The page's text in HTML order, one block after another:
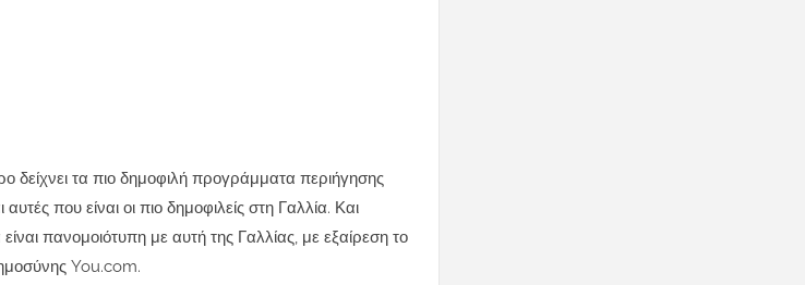
δείχνει τα πιο δημοφιλή προγράμματα περιήγησης
που είναι οι πιο δημοφιλείς στη Γαλλία. Και
πανομοιότυπη με αυτή της Γαλλίας, με εξαίρεση το
You.com.